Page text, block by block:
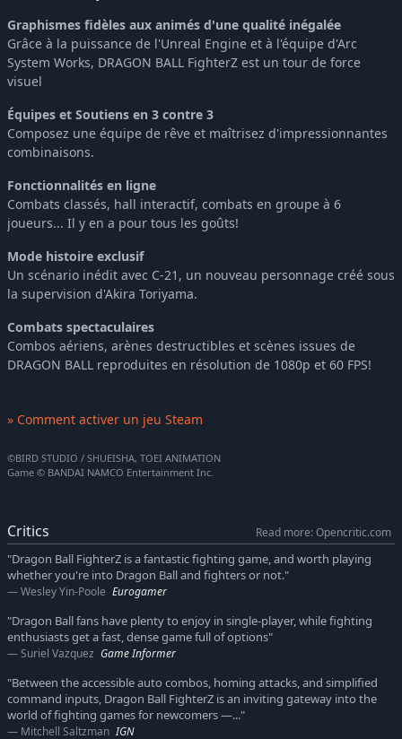
Graphismes fidèles aux animés d'une qualité inégalée
Grâce à la puissance de l'Unreal Engine et à l'équipe d'Arc
System Works, DRAGON BALL FighterZ est un tour de force
visuel
Équipes et Soutiens en 3 contre 3
Composez une équipe de rêve et maîtrisez d'impressionnantes
combinaisons.
Fonctionnalités en ligne
Combats classés, hall interactif, combats en groupe à 6
joueurs... Il y en a pour tous les goûts!
Mode histoire exclusif
Un scénario inédit avec C-21, un nouveau personnage créé sous
la supervision d'Akira Toriyama.
Combats spectaculaires
Combos aériens, arènes destructibles et scènes issues de
DRAGON BALL reproduites en résolution de 1080p et 60 FPS!
» Comment activer un jeu Steam
©BIRD STUDIO / SHUEISHA, TOEI ANIMATION
Game © BANDAI NAMCO Entertainment Inc.
Critics
Read more: Opencritic.com
"Dragon Ball FighterZ is a fantastic fighting game, and worth playing
whether you're into Dragon Ball and fighters or not."
Wesley Yin-Poole Eurogamer
"Dragon Ball fans have plenty to enjoy in single-player, while fighting
enthusiasts get a fast, dense game full of options"
Suriel Vazquez Game Informer
"Between the accessible auto combos, homing attacks, and simplified
command inputs, Dragon Ball FighterZ is an inviting gateway into the
world of fighting games for newcomers —..."
Mitchell Saltzman IGN